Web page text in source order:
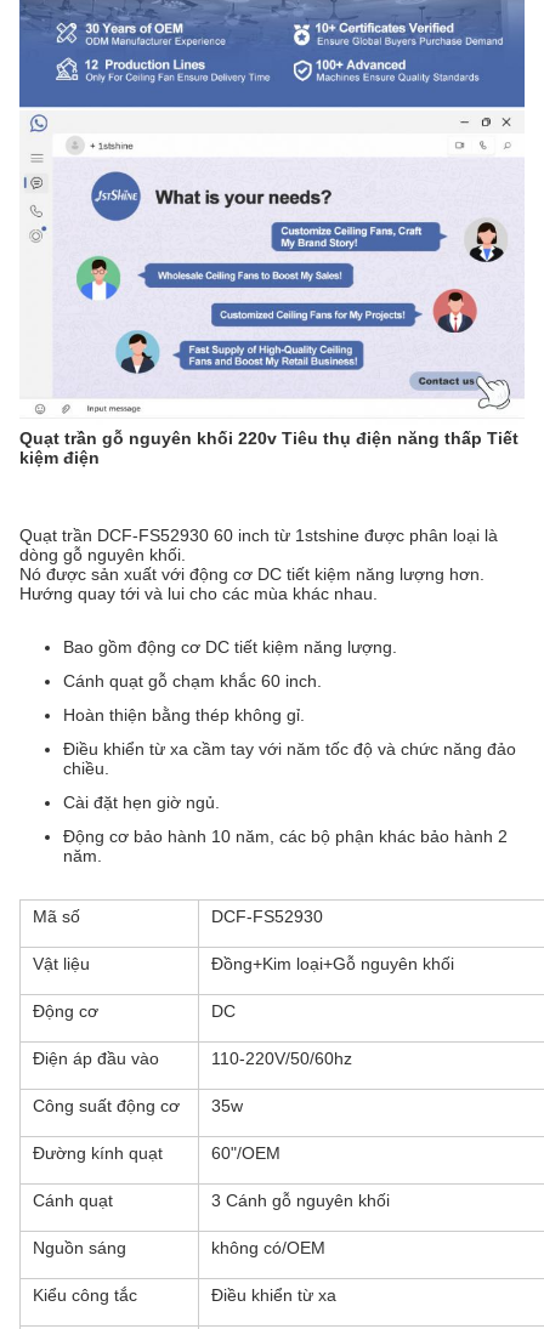
Quạt trần gỗ nguyên khối 220v Tiêu thụ điện năng thấp Tiết
kiệm điện
Quạt trần DCF-FS52930 60 inch từ 1stshine được phân loại là
dòng gỗ nguyên khối.
Nó được sản xuất với động cơ DC tiết kiệm năng lượng hơn.
Hướng quay tới và lui cho các mùa khác nhau.
Bao gồm động cơ DC tiết kiệm năng lượng.
Cánh quạt gỗ chạm khắc 60 inch.
Hoàn thiện bằng thép không gỉ.
Điều khiển từ xa cầm tay với năm tốc độ và chức năng đảo
chiều.
Cài đặt hẹn giờ ngủ.
Động cơ bảo hành 10 năm, các bộ phận khác bảo hành 2
năm.
Mã số DCF-FS52930
Vật liệu Đồng+Kim loại+Gỗ nguyên khối
Động cơ DC
Điện áp đầu vào 110-220V/50/60hz
Công suất động cơ 35w
Đường kính quạt 60"/OEM
Cánh quạt 3 Cánh gỗ nguyên khối
Nguồn sáng không có/OEM
Kiểu công tắc Điều khiển từ xa